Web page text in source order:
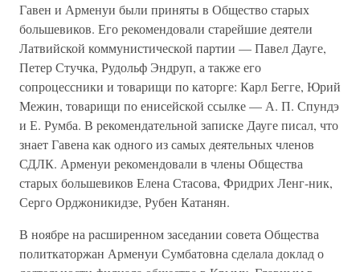
Гавен и Арменуи были приняты в Общество старых
большевиков. Его рекомендовали старейшие деятели
Латвийской коммунистической партии — Павел Дауге,
Петер Стучка, Рудольф Эндруп, а также его
сопроцессники и товарищи по каторге: Карл Бегге, Юрий
Межин, товарищи по енисейской ссылке — А. П. Спундэ
и Е. Румба. В рекомендательной записке Дауге писал, что
знает Гавена как одного из самых деятельных членов
СДЛК. Арменуи рекомендовали в члены Общества
старых большевиков Елена Стасова, Фридрих Ленг-ник,
Серго Орджоникидзе, Рубен Катанян.
В ноябре на расширенном заседании совета Общества
политкаторжан Арменуи Сумбатовна сделала доклад о